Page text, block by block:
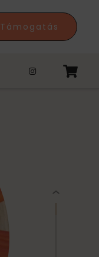
Támogatás